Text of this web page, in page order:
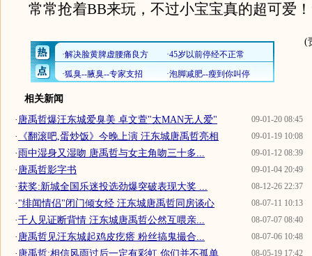
常常抢着BB来玩，不过小宝宝真的超可爱
(
相关新闻
09-01-20 08:45
· 唐禹哲爆汪东城爱臭美 卓文萱"太MAN无人爱"
09-01-19 10:08
· 《翻滚吧,蛋炒饭》今晚上演 汪东城唐禹哲亮相
09-01-12 08:39
·雨中湿身又湿吻 唐禹哲与女主角吻三十多...
09-01-04 20:49
· 唐禹哲影字书
08-12-26 22:37
·获奖:新城全国乐迷投选劲爆突破表现大奖 ...
08-07-11 10:13
·"绯闻情侣"闭门倾女经 汪东城唐禹哲同房谈心
08-07-07 08:40
·千人见证断背情 汪东城唐禹哲公然互喂亲...
08-07-06 10:48
· 唐禹哲见汪东城起鸡皮疙瘩 粉丝搞鬼撮合...
08-05-19 17:42
· 唐禹哲:相信风雨过后一定有彩虹 你们并不孤单